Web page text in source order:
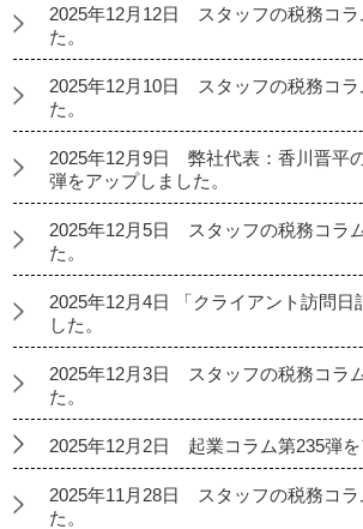
2025年12月12日 スタッフの税務コラ
た。
2025年12月10日 スタッフの税務コラ
た。
2025年12月9日 弊社代表：香川晋平
弾をアップしました。
2025年12月5日 スタッフの税務コラ
た。
2025年12月4日 「クライアント訪問日
した。
2025年12月3日 スタッフの税務コラ
た。
2025年12月2日 起業コラム第235弾を
2025年11月28日 スタッフの税務コラ
た。